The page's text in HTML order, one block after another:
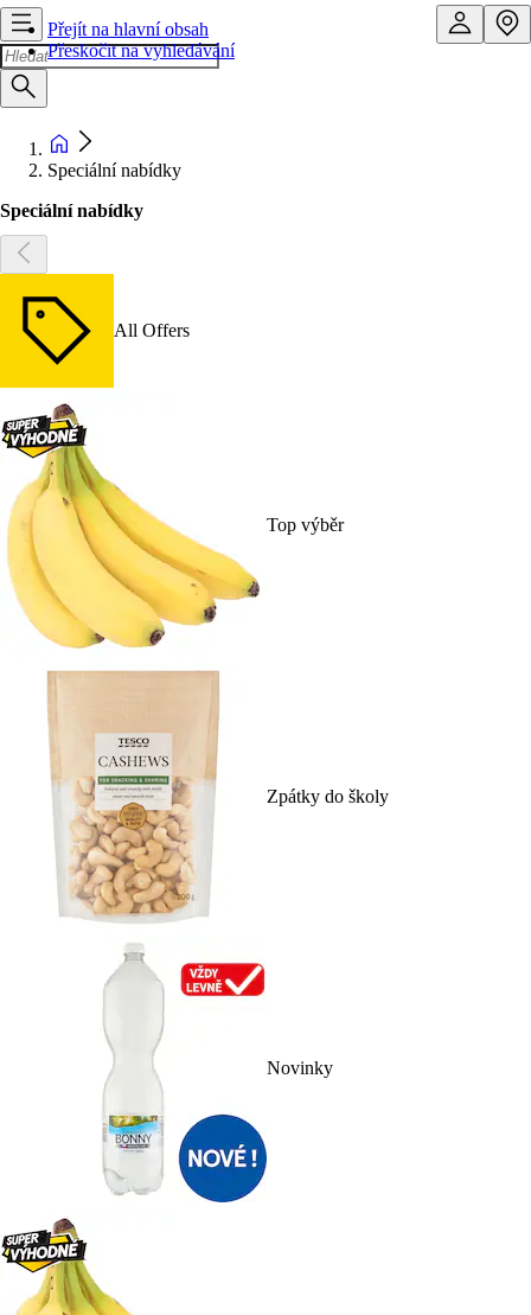
Přejít na hlavní obsah
Přeskočit na vyhledávání
Speciální nabídky
Speciální nabídky
All Offers
Top výběr
Zpátky do školy
Novinky